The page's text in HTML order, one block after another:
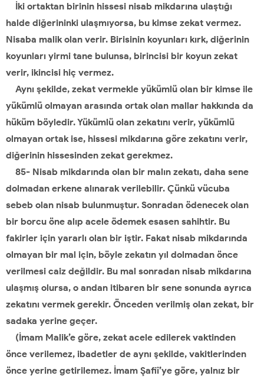
İki ortaktan birinin hissesi nisab mikdarına ulaştığı
halde diğerininki ulaşmıyorsa, bu kimse zekat vermez.
Nisaba malik olan verir. Birisinin koyunları kırk, diğerinin
koyunları yirmi tane bulunsa, birincisi bir koyun zekat
verir, ikincisi hiç vermez.
Aynı şekilde, zekat vermekle yükümlü olan bir kimse ile
yükümlü olmayan arasında ortak olan mallar hakkında da
hüküm böyledir. Yükümlü olan zekatını verir, yükümlü
olmayan ortak ise, hissesi mikdarına göre zekatını verir,
diğerinin hissesinden zekat gerekmez.
85- Nisab mikdarında olan bir malın zekatı, daha sene
dolmadan erkene alınarak verilebilir. Çünkü vücuba
sebeb olan nisab bulunmuştur. Sonradan ödenecek olan
bir borcu öne alıp acele ödemek esasen sahihtir. Bu
fakirler için yararlı olan bir iştir. Fakat nisab mikdarında
olmayan bir mal için, böyle zekatın yıl dolmadan önce
verilmesi caiz değildir. Bu mal sonradan nisab mikdarına
ulaşmış olursa, o andan itibaren bir sene sonunda ayrıca
zekatını vermek gerekir. Önceden verilmiş olan zekat, bir
sadaka yerine geçer.
(İmam Malik’e göre, zekat acele edilerek vaktinden
önce verilemez, ibadetler de aynı şekilde, vakitlerinden
önce yerine getirilemez. İmam Şafiî’ye göre, yalnız bir